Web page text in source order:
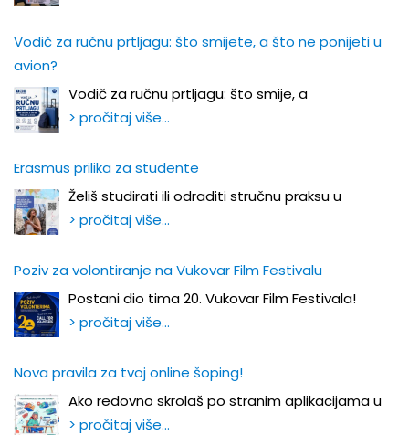
Vodič za ručnu prtljagu: što smijete, a što ne ponijeti u
avion?
Vodič za ručnu prtljagu: što smije, a
> pročitaj više…
Erasmus prilika za studente
Želiš studirati ili odraditi stručnu praksu u
> pročitaj više…
Poziv za volontiranje na Vukovar Film Festivalu
Postani dio tima 20. Vukovar Film Festivala!
> pročitaj više…
Nova pravila za tvoj online šoping!
Ako redovno skrolaš po stranim aplikacijama u
> pročitaj više…